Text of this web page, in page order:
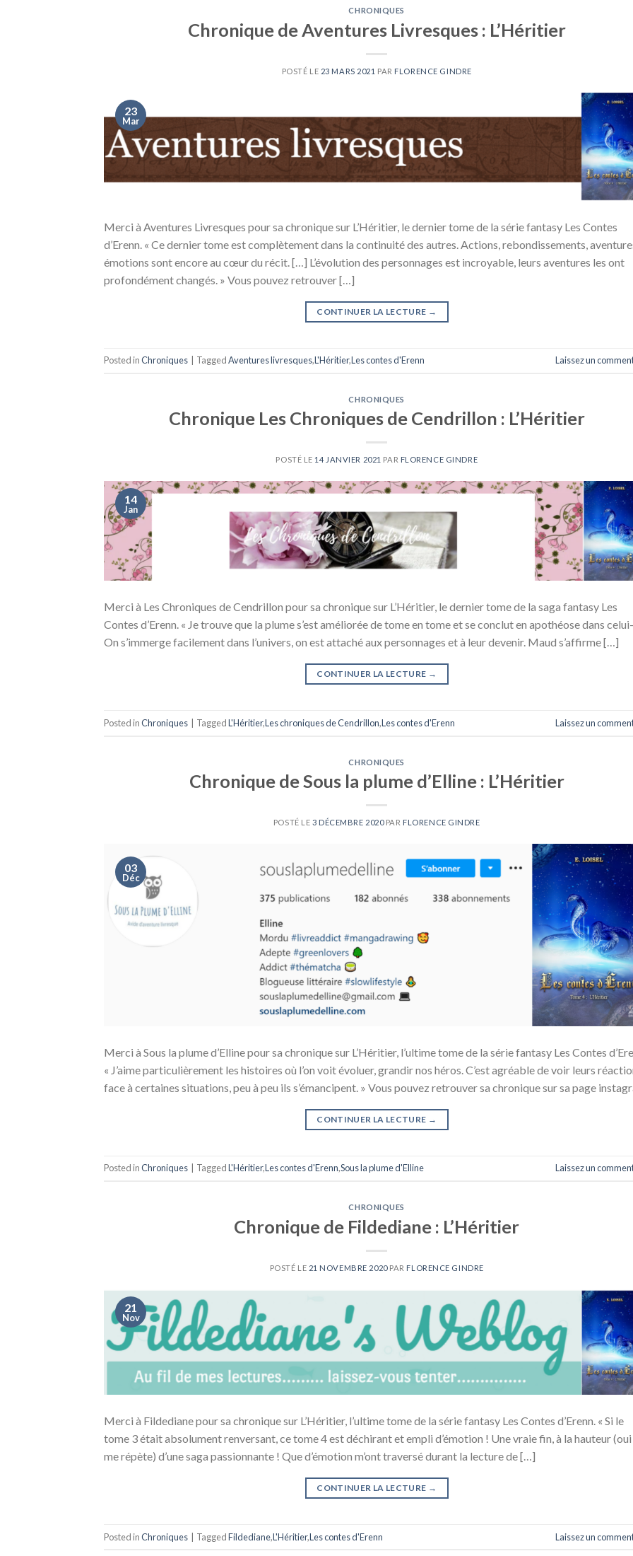
CHRONIQUES
Chronique de Aventures Livresques : L’Héritier
POSTÉ LE 23 MARS 2021 PAR FLORENCE GINDRE
23
Mar
Merci à Aventures Livresques pour sa chronique sur L’Héritier, le dernier tome de la série fantasy Les Contes
d’Erenn. « Ce dernier tome est complètement dans la continuité des autres. Actions, rebondissements,
émotions sont encore au cœur du récit. […] L’évolution des personnages est incroyable, leurs aventures les ont
profondément changés. » Vous pouvez retrouver […]
CONTINUER LA LECTURE →
Posted inChroniques TaggedAventures livresques,L'Héritier,Les contes d'Erenn Laissez un
CHRONIQUES
Chronique Les Chroniques de Cendrillon : L’Héritier
POSTÉ LE 14 JANVIER 2021 PAR FLORENCE GINDRE
14
Jan
Merci à Les Chroniques de Cendrillon pour sa chronique sur L’Héritier, le dernier tome de la saga fantasy Les
Contes d’Erenn. « Je trouve que la plume s’est améliorée de tome en tome et se conclut en apothéose dans
On s’immerge facilement dans l’univers, on est attaché aux personnages et à leur devenir. Maud s’affirme […]
CONTINUER LA LECTURE →
Posted inChroniques TaggedL'Héritier,Les chroniques de Cendrillon,Les contes d'Erenn Laissez un
CHRONIQUES
Chronique de Sous la plume d’Elline : L’Héritier
POSTÉ LE 3 DÉCEMBRE 2020PAR FLORENCE GINDRE
03
Déc
Merci à Sous la plume d’Elline pour sa chronique sur L’Héritier, l’ultime tome de la série fantasy Les Contes
« J’aime particulièrement les histoires où l’on voit évoluer, grandir nos héros. C’est agréable de voir leurs
face à certaines situations, peu à peu ils s’émancipent. » Vous pouvez retrouver sa chronique sur sa page
CONTINUER LA LECTURE →
Posted inChroniques TaggedL'Héritier,Les contes d'Erenn,Sous la plume d'Elline Laissez un
CHRONIQUES
Chronique de Fildediane : L’Héritier
POSTÉ LE 21 NOVEMBRE 2020PAR FLORENCE GINDRE
21
Nov
Merci à Fildediane pour sa chronique sur L’Héritier, l’ultime tome de la série fantasy Les Contes d’Erenn. « Si le
tome 3 était absolument renversant, ce tome 4 est déchirant et empli d’émotion ! Une vraie fin, à la hauteur
me répète) d’une saga passionnante ! Que d’émotion m’ont traversé durant la lecture de […]
CONTINUER LA LECTURE →
Posted inChroniques | TaggedFildediane,L'Héritier,Les contes d'Erenn Laissez un